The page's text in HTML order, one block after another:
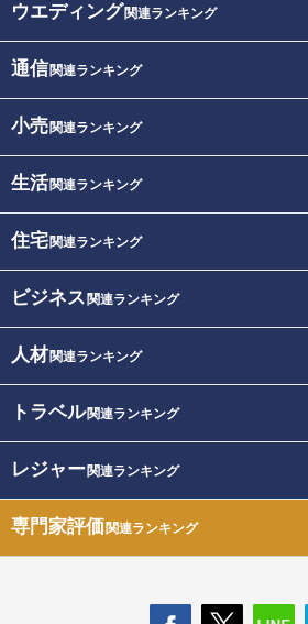
ウエディング関連ランキング
通信関連ランキング
小売関連ランキング
生活関連ランキング
住宅関連ランキング
ビジネス 関連ランキング
人材関連ランキング
トラベル関連ランキング
レジャー関連ランキング
専門家評価関連ランキング